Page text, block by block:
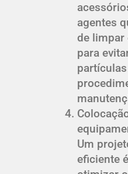
agentes
de limpar
para
Um
eficiente